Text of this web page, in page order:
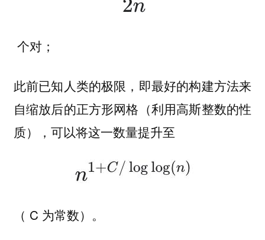
个对；
此前已知人类的极限，即最好的构建方法来
自缩放后的正方形网格（利用高斯整数的性
质），可以将这一数量提升至
（ C 为常数）。